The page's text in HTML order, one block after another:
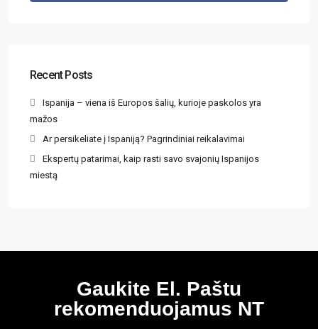
Recent Posts
Ispanija – viena iš Europos šalių, kurioje paskolos yra
mažos
Ar persikeliate į Ispaniją? Pagrindiniai reikalavimai
Ekspertų patarimai, kaip rasti savo svajonių Ispanijos
miestą
Gaukite El. Paštu
rekomenduojamus NT